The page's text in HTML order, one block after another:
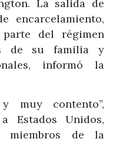
La salida de
encarcelamiento,
del régimen
de su familia y
informó la
muy contento”,
Estados Unidos,
miembros de la